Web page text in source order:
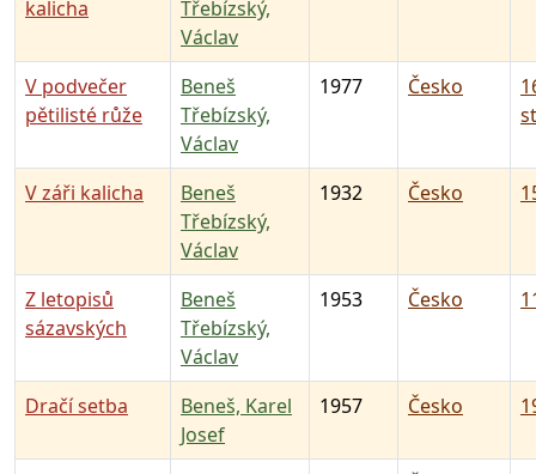
kalicha
Třebízský,
Václav
V podvečer
pětilisté růže
Beneš
Třebízský,
Václav
1977 Česko
V záři kalicha
Beneš
Třebízský,
Václav
1932 Česko
Z letopisů
sázavských
Beneš
Třebízský,
Václav
1953 Česko
Dračí setba
Beneš, Karel
Josef
1957 Česko